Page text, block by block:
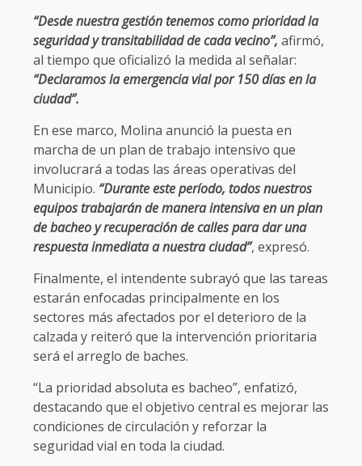
“Desde nuestra gestión tenemos como prioridad la
seguridad y transitabilidad de cada vecino”, afirmó,
al tiempo que oficializó la medida al señalar:
“Declaramos la emergencia vial por 150 días en la
ciudad”.
En ese marco, Molina anunció la puesta en
marcha de un plan de trabajo intensivo que
involucrará a todas las áreas operativas del
Municipio. “Durante este período, todos nuestros
equipos trabajarán de manera intensiva en un plan
de bacheo y recuperación de calles para dar una
respuesta inmediata a nuestra ciudad”, expresó.
Finalmente, el intendente subrayó que las tareas
estarán enfocadas principalmente en los
sectores más afectados por el deterioro de la
calzada y reiteró que la intervención prioritaria
será el arreglo de baches.
“La prioridad absoluta es bacheo”, enfatizó,
destacando que el objetivo central es mejorar las
condiciones de circulación y reforzar la
seguridad vial en toda la ciudad.